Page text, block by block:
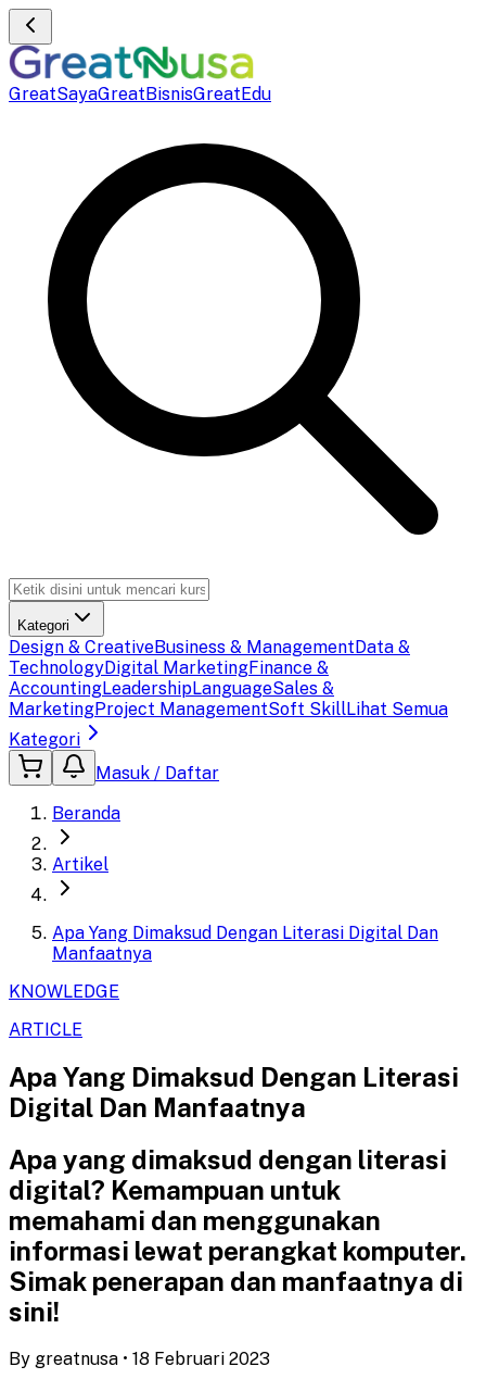
GreatSayaGreatBisnisGreatEdu
Kategori
Design & CreativeBusiness & ManagementData &
TechnologyDigital MarketingFinance &
AccountingLeadershipLanguageSales &
MarketingProject ManagementSoft SkillLihat Semua
Kategori
Masuk / Daftar
Beranda
Artikel
Apa Yang Dimaksud Dengan Literasi Digital Dan
Manfaatnya
KNOWLEDGE
ARTICLE
Apa Yang Dimaksud Dengan Literasi
Digital Dan Manfaatnya
Apa yang dimaksud dengan literasi
digital? Kemampuan untuk
memahami dan menggunakan
informasi lewat perangkat komputer.
Simak penerapan dan manfaatnya di
sini!
By greatnusa • 18 Februari 2023